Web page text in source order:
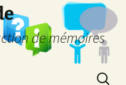
de mémoires